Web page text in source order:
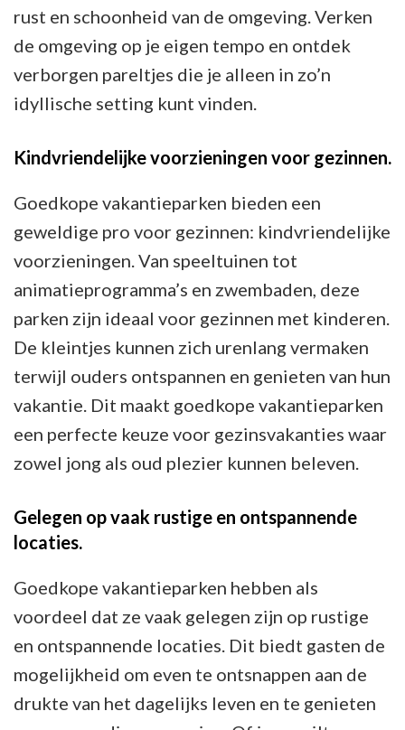
rust en schoonheid van de omgeving. Verken
de omgeving op je eigen tempo en ontdek
verborgen pareltjes die je alleen in zo’n
idyllische setting kunt vinden.
Kindvriendelijke voorzieningen voor gezinnen.
Goedkope vakantieparken bieden een
geweldige pro voor gezinnen: kindvriendelijke
voorzieningen. Van speeltuinen tot
animatieprogramma’s en zwembaden, deze
parken zijn ideaal voor gezinnen met kinderen.
De kleintjes kunnen zich urenlang vermaken
terwijl ouders ontspannen en genieten van hun
vakantie. Dit maakt goedkope vakantieparken
een perfecte keuze voor gezinsvakanties waar
zowel jong als oud plezier kunnen beleven.
Gelegen op vaak rustige en ontspannende
locaties.
Goedkope vakantieparken hebben als
voordeel dat ze vaak gelegen zijn op rustige
en ontspannende locaties. Dit biedt gasten de
mogelijkheid om even te ontsnappen aan de
drukte van het dagelijks leven en te genieten